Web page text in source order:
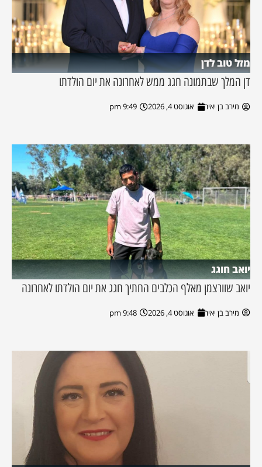
מזל טוב לדן
דן המלך שבתמונה חגג ממש לאחרונה את יום הולדתו
מירב בן יאיר אוגוסט 4, 2026 9:49 pm
יואב חוגג
יואב שוורצמן מאלף הכלבים החתיך חגג את יום הולדתו לאחרונה
מירב בן יאיר אוגוסט 4, 2026 9:48 pm